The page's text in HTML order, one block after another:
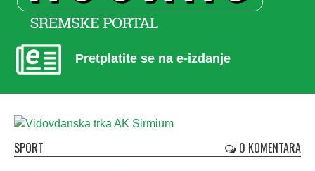
Pretplatite se na e-izdanje
SPORT 0 KOMENTARA